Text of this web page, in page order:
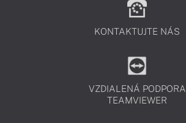
KONTAKTUJTE NÁS
VZDIALENÁ PODPORA
TEAMVIEWER